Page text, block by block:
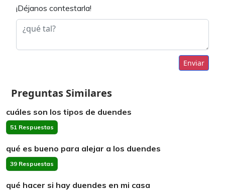
¡Déjanos contestarla!
Enviar
Preguntas Similares
cuáles son los tipos de duendes
51 Respuestas
qué es bueno para alejar a los duendes
39 Respuestas
qué hacer si hay duendes en mi casa